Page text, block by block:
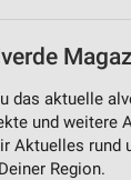
das aktuelle
und weitere
Aktuelles rund
Region.